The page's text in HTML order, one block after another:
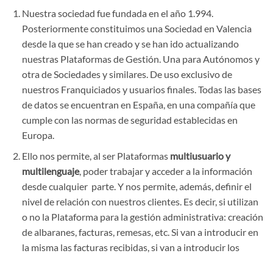
Nuestra sociedad fue fundada en el año 1.994.
Posteriormente constituimos una Sociedad en Valencia
desde la que se han creado y se han ido actualizando
nuestras Plataformas de Gestión. Una para Autónomos y
otra de Sociedades y similares. De uso exclusivo de
nuestros Franquiciados y usuarios finales. Todas las bases
de datos se encuentran en España, en una compañía que
cumple con las normas de seguridad establecidas en
Europa.
Ello nos permite, al ser Plataformas multiusuario y
multilenguaje, poder trabajar y acceder a la información
desde cualquier parte. Y nos permite, además, definir el
nivel de relación con nuestros clientes. Es decir, si utilizan
o no la Plataforma para la gestión administrativa: creación
de albaranes, facturas, remesas, etc. Si van a introducir en
la misma las facturas recibidas, si van a introducir los